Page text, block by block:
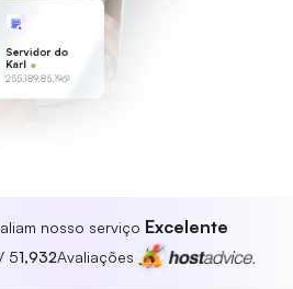
Servidor do
Karl
255.189.85.19
nosso serviço Excelente
51,932Avaliações